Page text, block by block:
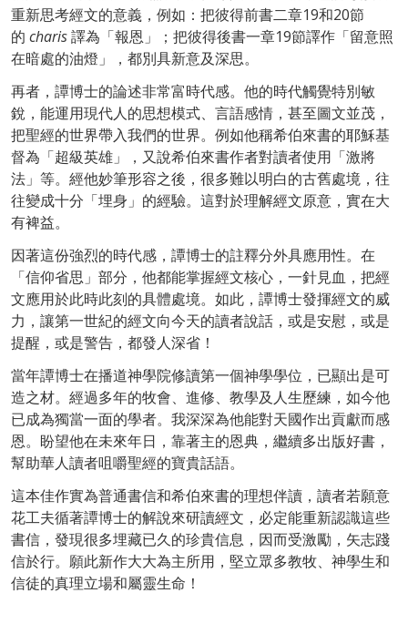
重新思考經文的意義，例如：把彼得前書二章19和20節
的 charis譯為「報恩」；把彼得後書一章19節譯作「留意照
在暗處的油燈」，都別具新意及深思。
再者，譚博士的論述非常富時代感。他的時代觸覺特別敏
銳，能運用現代人的思想模式、言語感情，甚至圖文並茂，
把聖經的世界帶入我們的世界。例如他稱希伯來書的耶穌基
督為「超級英雄」，又說希伯來書作者對讀者使用「激將
法」等。經他妙筆形容之後，很多難以明白的古舊處境，往
往變成十分「埋身」的經驗。這對於理解經文原意，實在大
有裨益。
因著這份強烈的時代感，譚博士的註釋分外具應用性。在
「信仰省思」部分，他都能掌握經文核心，一針見血，把經
文應用於此時此刻的具體處境。如此，譚博士發揮經文的威
力，讓第一世紀的經文向今天的讀者說話，或是安慰，或是
提醒，或是警告，都發人深省！
當年譚博士在播道神學院修讀第一個神學學位，已顯出是可
造之材。經過多年的牧會、進修、教學及人生歷練，如今他
已成為獨當一面的學者。我深深為他能對天國作出貢獻而感
恩。盼望他在未來年日，靠著主的恩典，繼續多出版好書，
幫助華人讀者咀嚼聖經的寶貴話語。
這本佳作實為普通書信和希伯來書的理想伴讀，讀者若願意
花工夫循著譚博士的解說來研讀經文，必定能重新認識這些
書信，發現很多埋藏已久的珍貴信息，因而受激勵，矢志踐
信於行。願此新作大大為主所用，堅立眾多教牧、神學生和
信徒的真理立場和屬靈生命！